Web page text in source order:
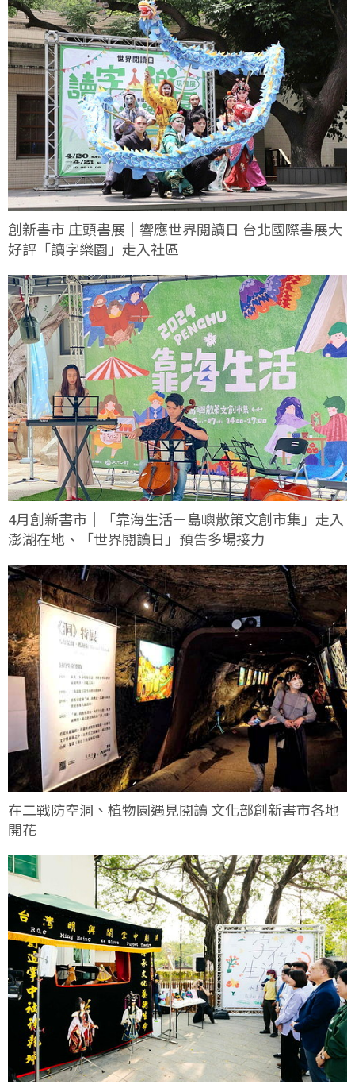
創新書市 庄頭書展｜響應世界閱讀日 台北國際書展大
好評「讀字樂園」走入社區
4月創新書市｜「靠海生活－島嶼散策文創市集」走入
澎湖在地、「世界閱讀日」預告多場接力
在二戰防空洞、植物園遇見閱讀 文化部創新書市各地
開花